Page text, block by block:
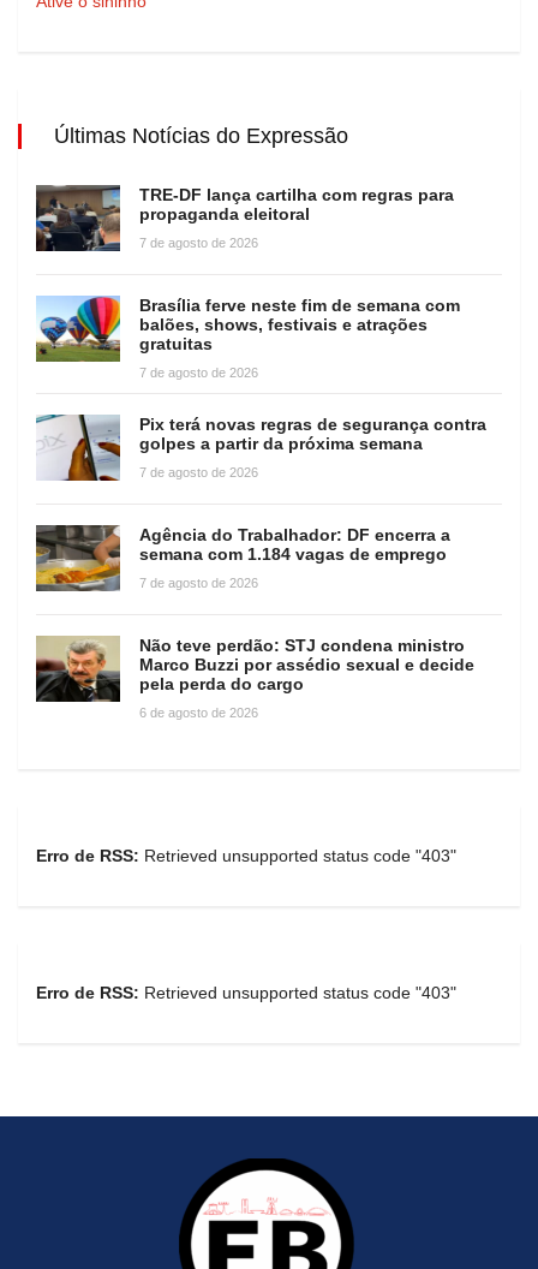
Últimas Notícias do Expressão
TRE-DF lança cartilha com regras para
propaganda eleitoral
7 de agosto de 2026
Brasília ferve neste fim de semana com
balões, shows, festivais e atrações
gratuitas
7 de agosto de 2026
Pix terá novas regras de segurança contra
golpes a partir da próxima semana
7 de agosto de 2026
Agência do Trabalhador: DF encerra a
semana com 1.184 vagas de emprego
7 de agosto de 2026
Não teve perdão: STJ condena ministro
Marco Buzzi por assédio sexual e decide
pela perda do cargo
6 de agosto de 2026
Erro de RSS: Retrieved unsupported status code "403"
Erro de RSS: Retrieved unsupported status code "403"